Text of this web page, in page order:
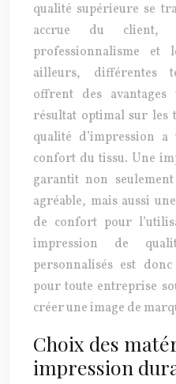
qualité supérieure se
accrue du
professionnalisme
ailleurs, différentes
offrent des
résultat optimal sur les
qualité d’impression
confort du tissu. Une
garantit non
agréable, mais aussi
de confort pour
impression de
personnalisés est
pour toute entreprise
créer une image de
Choix des
impression